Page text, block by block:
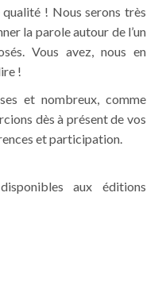
! Nous serons très
la parole autour de l’un
Vous avez, nous en
!
et nombreux, comme
dès à présent de vos
et participation.
aux éditions